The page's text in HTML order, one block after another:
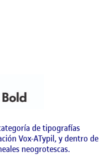
de tipografías
Vox-ATypil, y dentro de
neogrotescas.